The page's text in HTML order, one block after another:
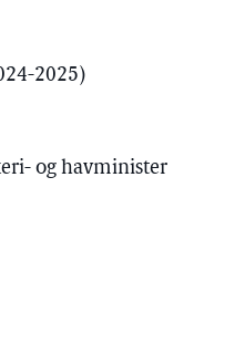
2025)
og havminister